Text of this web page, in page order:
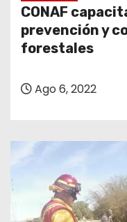
CONAF
prevención y
forestales
Ago 6, 2022